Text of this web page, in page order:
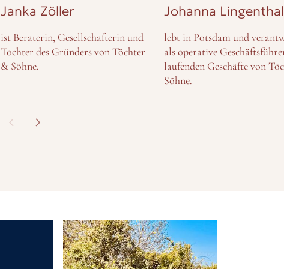
Janka Zöller
ist Beraterin, Gesellschafterin und
Tochter des Gründers von Töchter
& Söhne.
Johanna Lingenthal
lebt in Potsdam und
als operative
laufenden Geschäfte von
Söhne.